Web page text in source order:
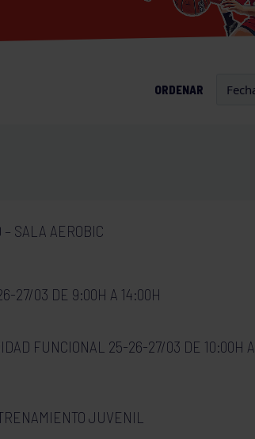
ORDENAR
SALA AEROBIC
27/03 DE 9:00H A 14:00H
FUNCIONAL 25-26-27/03 DE 10:00H A
JUVENIL